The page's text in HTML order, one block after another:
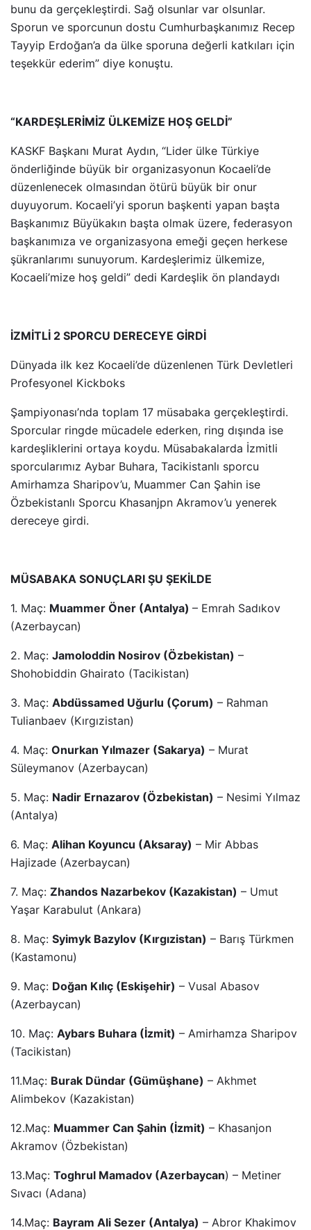
bunu da gerçekleştirdi. Sağ olsunlar var olsunlar.
Sporun ve sporcunun dostu Cumhurbaşkanımız Recep
Tayyip Erdoğan’a da ülke sporuna değerli katkıları için
teşekkür ederim” diye konuştu.
“KARDEŞLERİMİZ ÜLKEMİZE HOŞ GELDİ”
KASKF Başkanı Murat Aydın, “Lider ülke Türkiye
önderliğinde büyük bir organizasyonun Kocaeli’de
düzenlenecek olmasından ötürü büyük bir onur
duyuyorum. Kocaeli’yi sporun başkenti yapan başta
Başkanımız Büyükakın başta olmak üzere, federasyon
başkanımıza ve organizasyona emeği geçen herkese
şükranlarımı sunuyorum. Kardeşlerimiz ülkemize,
Kocaeli’mize hoş geldi” dedi Kardeşlik ön plandaydı
İZMİTLİ 2 SPORCU DERECEYE GİRDİ
Dünyada ilk kez Kocaeli’de düzenlenen Türk Devletleri
Profesyonel Kickboks
Şampiyonası’nda toplam 17 müsabaka gerçekleştirdi.
Sporcular ringde mücadele ederken, ring dışında ise
kardeşliklerini ortaya koydu. Müsabakalarda İzmitli
sporcularımız Aybar Buhara, Tacikistanlı sporcu
Amirhamza Sharipov’u, Muammer Can Şahin ise
Özbekistanlı Sporcu Khasanjpn Akramov’u yenerek
dereceye girdi.
MÜSABAKA SONUÇLARI ŞU ŞEKİLDE
1. Maç: Muammer Öner (Antalya) – Emrah Sadıkov
(Azerbaycan)
2. Maç: Jamoloddin Nosirov (Özbekistan) –
Shohobiddin Ghairato (Tacikistan)
3. Maç: Abdüssamed Uğurlu (Çorum) – Rahman
Tulianbaev (Kırgızistan)
4. Maç: Onurkan Yılmazer (Sakarya) – Murat
Süleymanov (Azerbaycan)
5. Maç: Nadir Ernazarov (Özbekistan) – Nesimi Yılmaz
(Antalya)
6. Maç: Alihan Koyuncu (Aksaray) – Mir Abbas
Hajizade (Azerbaycan)
7. Maç: Zhandos Nazarbekov (Kazakistan) – Umut
Yaşar Karabulut (Ankara)
8. Maç: Syimyk Bazylov (Kırgızistan) – Barış Türkmen
(Kastamonu)
9. Maç: Doğan Kılıç (Eskişehir) – Vusal Abasov
(Azerbaycan)
10. Maç: Aybars Buhara (İzmit) – Amirhamza Sharipov
(Tacikistan)
11.Maç: Burak Dündar (Gümüşhane) – Akhmet
Alimbekov (Kazakistan)
12.Maç: Muammer Can Şahin (İzmit) – Khasanjon
Akramov (Özbekistan)
13.Maç: Toghrul Mamadov (Azerbaycan) – Metiner
Sıvacı (Adana)
14.Maç: Bayram Ali Sezer (Antalya) – Abror Khakimov